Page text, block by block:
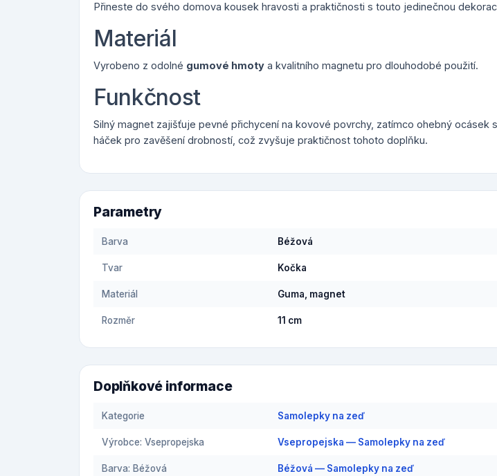
Přineste do svého domova kousek hravosti a praktičnosti s touto jedinečnou
Materiál
Vyrobeno z odolné gumové hmoty a kvalitního magnetu pro dlouhodobé použití.
Funkčnost
Silný magnet zajišťuje pevné přichycení na kovové povrchy, zatímco ohebný ocásek
háček pro zavěšení drobností, což zvyšuje praktičnost tohoto doplňku.
Parametry
Barva Béžová
Tvar Kočka
Materiál Guma, magnet
Rozměr 11 cm
Doplňkové informace
Kategorie Samolepky na zeď
Výrobce: Vsepropejska Vsepropejska — Samolepky na zeď
Barva: Béžová Béžová — Samolepky na zeď